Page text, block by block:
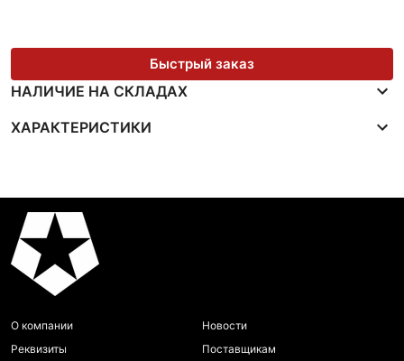
Быстрый заказ
НАЛИЧИЕ НА СКЛАДАХ
ХАРАКТЕРИСТИКИ
О компании
Реквизиты
Новости
Поставщикам